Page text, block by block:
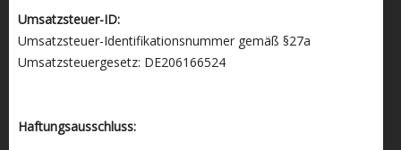
Umsatzsteuer-ID:
Umsatzsteuer-Identifikationsnummer gemäß §27a
Umsatzsteuergesetz: DE206166524
Haftungsausschluss: